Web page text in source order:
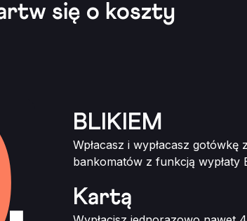
się o koszty
BLIKIEM
Wpłacasz i wypłacasz
bankomatów z funkcją wypłaty
Kartą